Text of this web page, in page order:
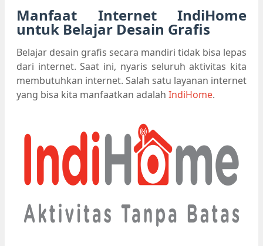
Manfaat Internet IndiHome
untuk Belajar Desain Grafis
Belajar desain grafis secara mandiri tidak bisa lepas
dari internet. Saat ini, nyaris seluruh aktivitas kita
membutuhkan internet. Salah satu layanan internet
yang bisa kita manfaatkan adalah IndiHome.